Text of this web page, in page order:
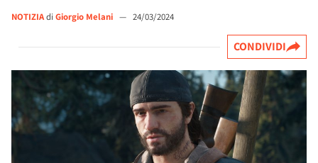
NOTIZIAdi Giorgio Melani — 24/03/2024
CONDIVIDI